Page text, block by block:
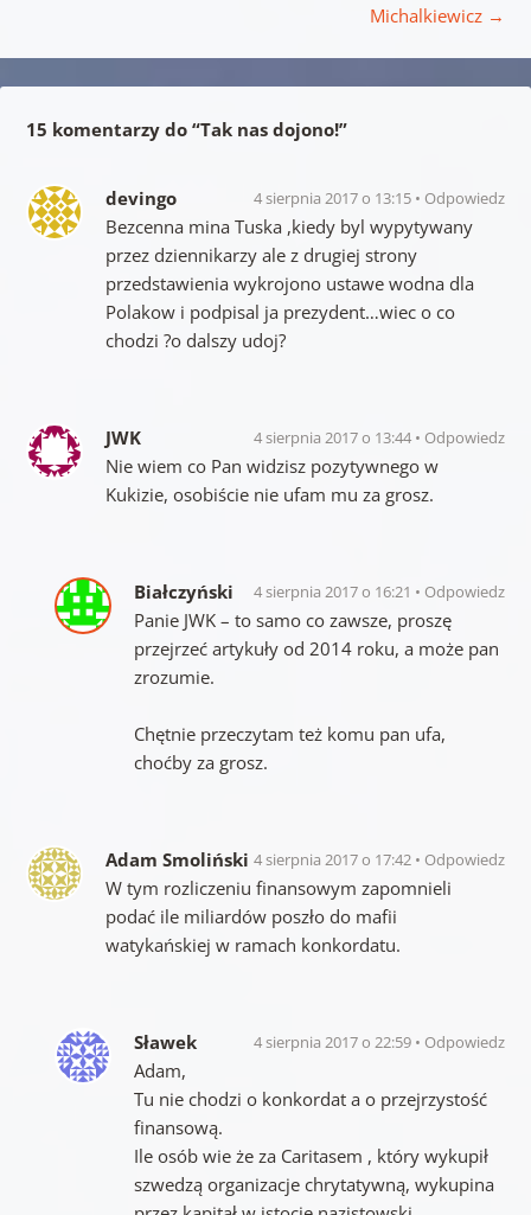
Michalkiewicz →
15 komentarzy do “Tak nas dojono!”
devingo 4 sierpnia 2017 o 13:15 Odpowiedz
Bezcenna mina Tuska ,kiedy byl wypytywany
przez dziennikarzy ale z drugiej strony
przedstawienia wykrojono ustawe wodna dla
Polakow i podpisal ja prezydent…wiec o co
chodzi ?o dalszy udoj?
JWK 4 sierpnia 2017 o 13:44 Odpowiedz
Nie wiem co Pan widzisz pozytywnego w
Kukizie, osobiście nie ufam mu za grosz.
Białczyński 4 sierpnia 2017 o 16:21 Odpowiedz
Panie JWK – to samo co zawsze, proszę
przejrzeć artykuły od 2014 roku, a może pan
zrozumie.
Chętnie przeczytam też komu pan ufa,
choćby za grosz.
Adam Smoliński 4 sierpnia 2017 o 17:42 Odpowiedz
W tym rozliczeniu finansowym zapomnieli
podać ile miliardów poszło do mafii
watykańskiej w ramach konkordatu.
Sławek 4 sierpnia 2017 o 22:59 Odpowiedz
Adam,
Tu nie chodzi o konkordat a o przejrzystość
finansową.
Ile osób wie że za Caritasem , który wykupił
szwedzą organizacje chrytatywną, wykupina